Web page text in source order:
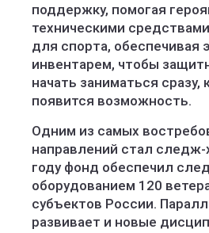
поддержку, помогая
техническими
для спорта, обеспечивая
инвентарем, чтобы
начать заниматься сразу,
появится возможность.
Одним из самых
направлений стал следж-
году фонд обеспечил
оборудованием 120
субъектов России.
развивает и новые